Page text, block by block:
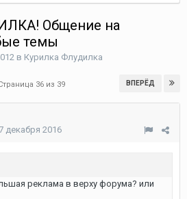
Общение на
темы
в Курилка Флудилка
ВПЕРЁД
36 из 39
декабря 2016
реклама в верху форума? или